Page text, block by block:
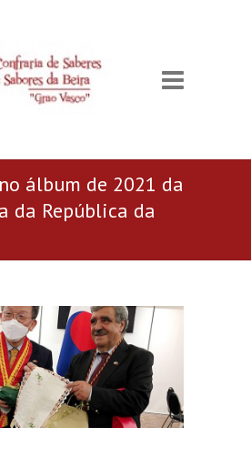
álbum de 2021 da
da República da